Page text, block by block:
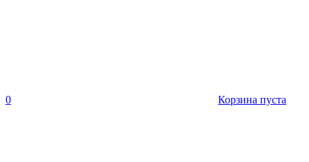
0 Корзина пуста